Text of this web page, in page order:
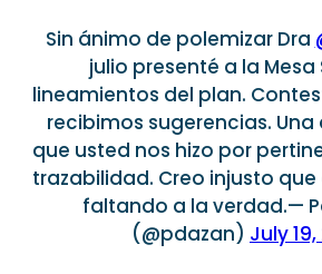
Sin ánimo de polemizar Dra
julio presenté a la Mesa
lineamientos del plan.
recibimos sugerencias. Una
que usted nos hizo por
trazabilidad. Creo injusto
faltando a la verdad.—
(@pdazan) July